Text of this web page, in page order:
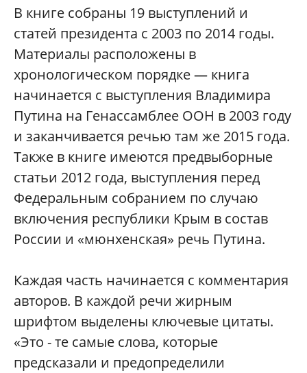
В книге собраны 19 выступлений и
статей президента с 2003 по 2014 годы.
Материалы расположены в
хронологическом порядке — книга
начинается с выступления Владимира
Путина на Генассамблее ООН в 2003 году
и заканчивается речью там же 2015 года.
Также в книге имеются предвыборные
статьи 2012 года, выступления перед
Федеральным собранием по случаю
включения республики Крым в состав
России и «мюнхенская» речь Путина.
Каждая часть начинается с комментария
авторов. В каждой речи жирным
шрифтом выделены ключевые цитаты.
«Это - те самые слова, которые
предсказали и предопределили